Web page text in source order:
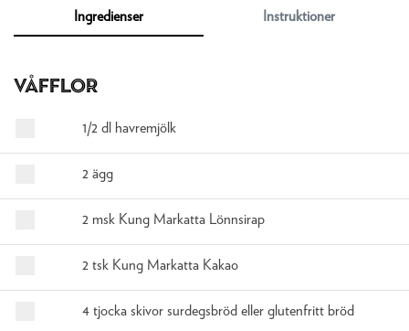
Ingredienser Instruktioner
Våfflor
1/2 dl havremjölk
2 ägg
2 msk Kung Markatta Lönnsirap
2 tsk Kung Markatta Kakao
4 tjocka skivor surdegsbröd eller glutenfritt bröd